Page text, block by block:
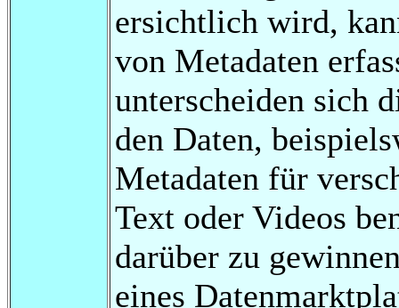
ersichtlich wird,
von Metadaten
unterscheiden sich
den Daten,
Metadaten für
Text oder Videos
darüber zu
eines